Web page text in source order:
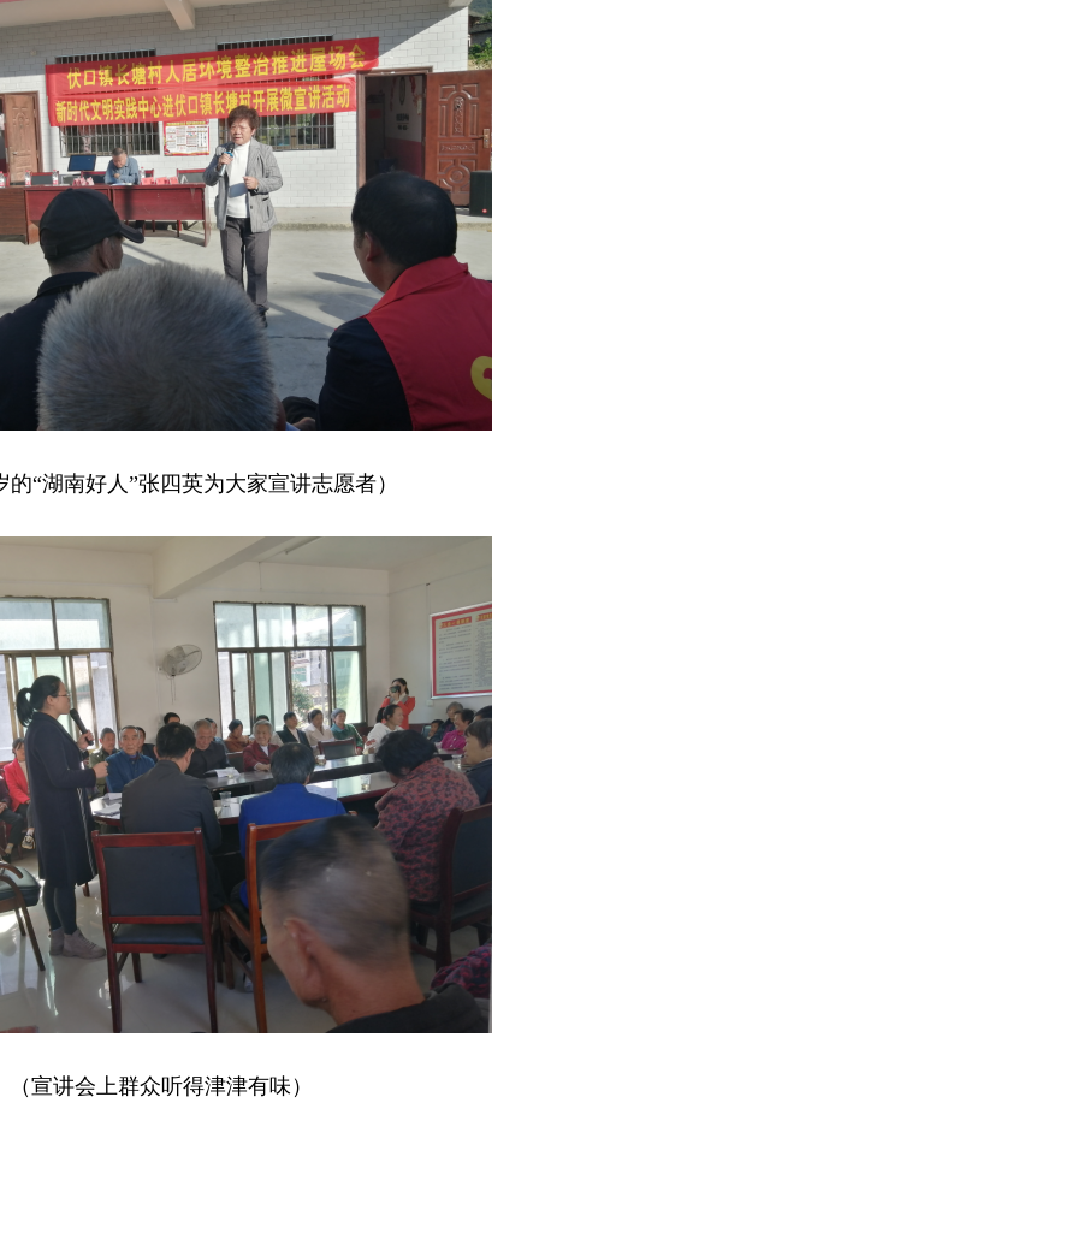
的“湖南好人”张四英为大家宣讲志愿者）
（宣讲会上群众听得津津有味）